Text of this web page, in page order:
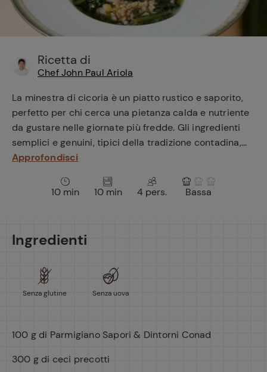
ricetta
Ricetta di
Chef John Paul Ariola
La minestra di cicoria è un piatto rustico e saporito,
perfetto per chi cerca una pietanza calda e nutriente
da gustare nelle giornate più fredde. Gli ingredienti
semplici e genuini, tipici della tradizione contadina,...
Approfondisci
10 min 10 min 4 pers. Bassa
Ingredienti
Senza glutine Senza uova
100 g di Parmigiano Sapori & Dintorni Conad
300 g di ceci precotti